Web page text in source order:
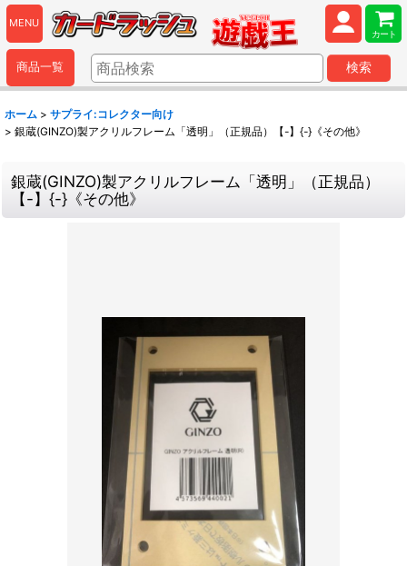
MENU
カート
商品一覧 検索
ホーム > サプライ:コレクター向け
> 銀蔵(GINZO)製アクリルフレーム「透明」（正規品）【-】{-}《その他》
銀蔵(GINZO)製アクリルフレーム「透明」（正規品）
【-】{-}《その他》